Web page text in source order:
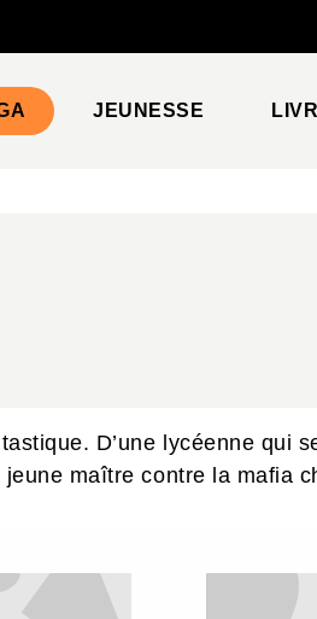
JEUNESSE
D’une lycéenne qui
maître contre la mafia